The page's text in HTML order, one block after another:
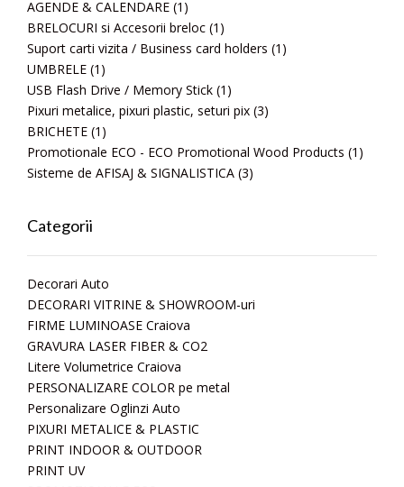
AGENDE & CALENDARE (1)
BRELOCURI si Accesorii breloc (1)
Suport carti vizita / Business card holders (1)
UMBRELE (1)
USB Flash Drive / Memory Stick (1)
Pixuri metalice, pixuri plastic, seturi pix (3)
BRICHETE (1)
Promotionale ECO - ECO Promotional Wood Products (1)
Sisteme de AFISAJ & SIGNALISTICA (3)
Categorii
Decorari Auto
DECORARI VITRINE & SHOWROOM-uri
FIRME LUMINOASE Craiova
GRAVURA LASER FIBER & CO2
Litere Volumetrice Craiova
PERSONALIZARE COLOR pe metal
Personalizare Oglinzi Auto
PIXURI METALICE & PLASTIC
PRINT INDOOR & OUTDOOR
PRINT UV